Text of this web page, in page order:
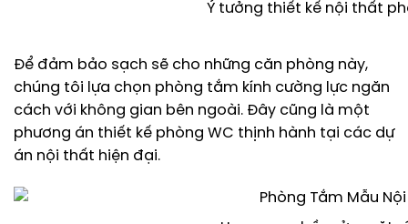
Ý tưởng thiết kế nội thất
Để đảm bảo sạch sẽ cho những căn phòng này,
chúng tôi lựa chọn phòng tắm kính cường lực ngăn
cách với không gian bên ngoài. Đây cũng là một
phương án thiết kế phòng WC thịnh hành tại các dự
án nội thất hiện đại.